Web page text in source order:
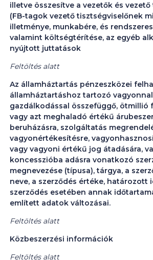
illetve összesítve a vezetők és
(FB-tagok vezető tisztségviselőnek
illetménye, munkabére, és
valamint költségtérítése, az egyéb
nyújtott juttatások
Feltöltés alatt
Az államháztartás pénzeszközei
államháztartáshoz tartozó
gazdálkodással összefüggő, ötmillió
vagy azt meghaladó értékű
beruházásra, szolgáltatás
vagyonértékesítésre,
vagy vagyoni értékű jog átadására,
koncesszióba adásra vonatkozó
megnevezése (típusa), tárgya, a
neve, a szerződés értéke, határozott
szerződés esetében annak
említett adatok változásai.
Feltöltés alatt
Közbeszerzési információk
Feltöltés alatt